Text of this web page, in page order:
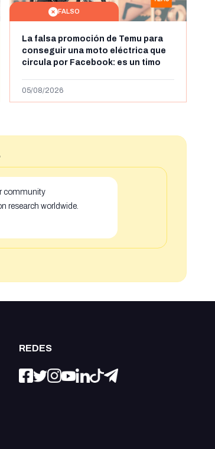
FALSO
La falsa promoción de Temu para
conseguir una moto eléctrica que
circula por Facebook: es un timo
05/08/2026
community
research worldwide.
REDES